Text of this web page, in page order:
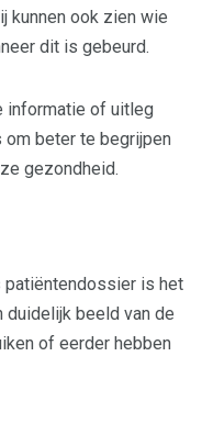
kunnen ook zien wie
dit is gebeurd.
informatie of uitleg
beter te begrijpen
gezondheid.
patiëntendossier is het
beeld van de
of eerder hebben